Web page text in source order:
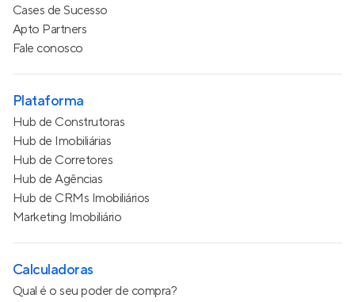
Cases de Sucesso
Apto Partners
Fale conosco
Plataforma
Hub de Construtoras
Hub de Imobiliárias
Hub de Corretores
Hub de Agências
Hub de CRMs Imobiliários
Marketing Imobiliário
Calculadoras
Qual é o seu poder de compra?